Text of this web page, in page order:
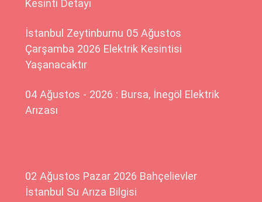
Kesinti Detayı
İstanbul Zeytinburnu 05 Ağustos
Çarşamba 2026 Elektrik Kesintisi
Yaşanacaktır
04 Ağustos - 2026 : Bursa, İnegöl Elektrik
Arızası
02 Ağustos Pazar 2026 Bahçelievler
İstanbul Su Arıza Bilgisi